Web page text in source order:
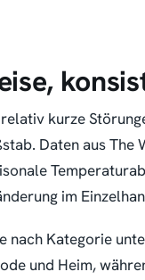
kurze
Daten aus The
im
nach Kategorie
und Heim,